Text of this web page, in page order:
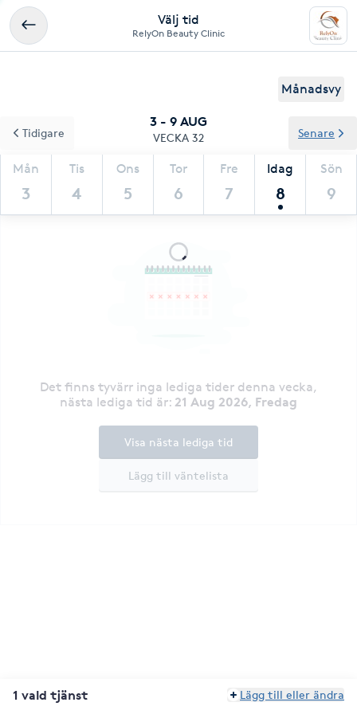
Välj tid
RelyOn Beauty Clinic
Månadsvy
3 - 9 AUG
VECKA 32
Mån
3
Tis
4
Ons
5
Tor
6
Fre
7
Idag
8
Sön
9
Tidigare Senare
Det finns tyvärr inga lediga tider denna vecka,
nästa lediga tid är: 21 Aug 2026, Fredag
Lägg till väntelista
Visa nästa lediga tid
1 vald tjänst Lägg till eller ändra